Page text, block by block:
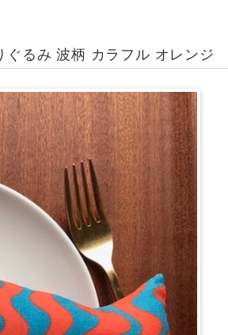
るみ 波柄 カラフル オレンジ